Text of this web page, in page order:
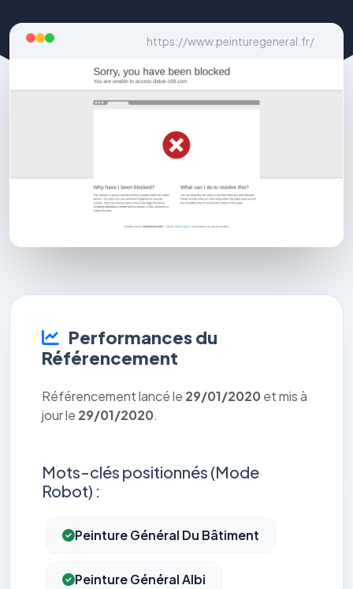
https://www.peinturegeneral.fr/
Performances du
Référencement
Référencement lancé le 29/01/2020 et mis à
jour le 29/01/2020.
Mots-clés positionnés (Mode
Robot) :
Peinture Général Du Bâtiment
Peinture Général Albi